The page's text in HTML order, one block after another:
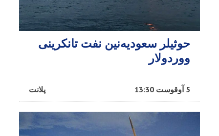
حوثیلر سعودیه‌نین نفت تانکرینی
ووردولار
پلانت 5 آوقوست 13:30